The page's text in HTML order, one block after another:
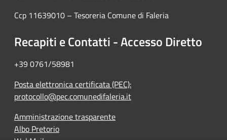
Ccp 11639010 – Tesoreria Comune di Faleria
Recapiti e Contatti - Accesso Diretto
+39 0761/58981
Posta elettronica certificata (PEC):
protocollo@pec.comunedifaleria.it
Amministrazione trasparente
Albo Pretorio